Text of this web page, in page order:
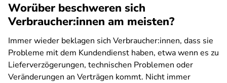
Worüber beschweren sich
Verbraucher:innen am meisten?
Immer wieder beklagen sich Verbraucher:innen, dass sie
Probleme mit dem Kundendienst haben, etwa wenn es zu
Lieferverzögerungen, technischen Problemen oder
Veränderungen an Verträgen kommt. Nicht immer